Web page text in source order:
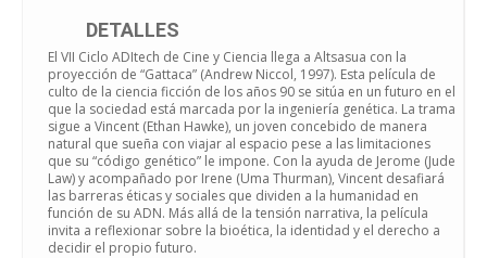
DETALLES
El VII Ciclo ADItech de Cine y Ciencia llega a Altsasua con la
proyección de “Gattaca” (Andrew Niccol, 1997). Esta película de
culto de la ciencia ficción de los años 90 se sitúa en un futuro en el
que la sociedad está marcada por la ingeniería genética. La trama
sigue a Vincent (Ethan Hawke), un joven concebido de manera
natural que sueña con viajar al espacio pese a las limitaciones
que su “código genético” le impone. Con la ayuda de Jerome (Jude
Law) y acompañado por Irene (Uma Thurman), Vincent desafiará
las barreras éticas y sociales que dividen a la humanidad en
función de su ADN. Más allá de la tensión narrativa, la película
invita a reflexionar sobre la bioética, la identidad y el derecho a
decidir el propio futuro.